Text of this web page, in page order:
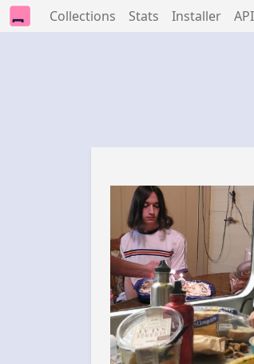
Collections Stats Installer API